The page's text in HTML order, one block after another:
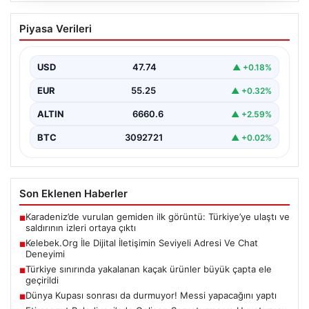
Kelebek.Org İle Dijital İletişimin Seviyeli
Adresi Ve Chat Deneyimi
kurması ciddi bir önem taşımaktadır. Halen birçok…
Piyasa Verileri
USD 47.74 ▲ +0.18%
EUR 55.25 ▲ +0.32%
ALTIN 6660.6 ▲ +2.59%
BTC 3092721 ▲ +0.02%
Son Eklenen Haberler
■Karadeniz’de vurulan gemiden ilk görüntü: Türkiye’ye ulaştı ve
saldırının izleri ortaya çıktı
■Kelebek.Org İle Dijital İletişimin Seviyeli Adresi Ve Chat
Deneyimi
■Türkiye sınırında yakalanan kaçak ürünler büyük çapta ele
geçirildi
■Dünya Kupası sonrası da durmuyor! Messi yapacağını yaptı